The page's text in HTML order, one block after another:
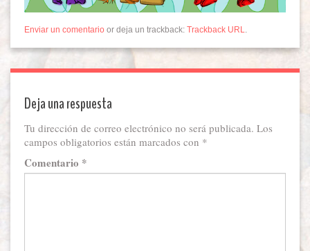
Enviar un comentario or deja un trackback: Trackback URL.
Deja una respuesta
Tu dirección de correo electrónico no será publicada. Los
campos obligatorios están marcados con *
Comentario *